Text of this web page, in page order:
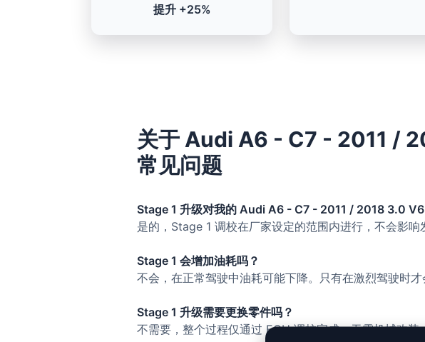
提升 +25%
关于 Audi A6 - C7 - 2011 /
常见问题
Stage 1 升级对我的 Audi A6 - C7 - 2011 / 2018 3.0
是的，Stage 1 调校在厂家设定的范围内进行，不会影响
Stage 1 会增加油耗吗？
不会，在正常驾驶中油耗可能下降。只有在激烈驾驶时才
Stage 1 升级需要更换零件吗？
不需要，整个过程仅通过 ECU 调校完成，无需机械改装